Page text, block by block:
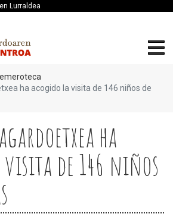
Lurraldea
ha acogido la visita de 146 niños de
ha
de 146 niños